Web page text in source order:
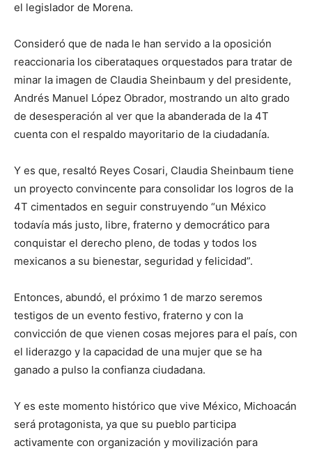
el legislador de Morena.
Consideró que de nada le han servido a la oposición
reaccionaria los ciberataques orquestados para tratar de
minar la imagen de Claudia Sheinbaum y del presidente,
Andrés Manuel López Obrador, mostrando un alto grado
de desesperación al ver que la abanderada de la 4T
cuenta con el respaldo mayoritario de la ciudadanía.
Y es que, resaltó Reyes Cosari, Claudia Sheinbaum tiene
un proyecto convincente para consolidar los logros de la
4T cimentados en seguir construyendo “un México
todavía más justo, libre, fraterno y democrático para
conquistar el derecho pleno, de todas y todos los
mexicanos a su bienestar, seguridad y felicidad”.
Entonces, abundó, el próximo 1 de marzo seremos
testigos de un evento festivo, fraterno y con la
convicción de que vienen cosas mejores para el país, con
el liderazgo y la capacidad de una mujer que se ha
ganado a pulso la confianza ciudadana.
Y es este momento histórico que vive México, Michoacán
será protagonista, ya que su pueblo participa
activamente con organización y movilización para